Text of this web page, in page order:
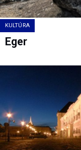
KULTÚRA
Eger